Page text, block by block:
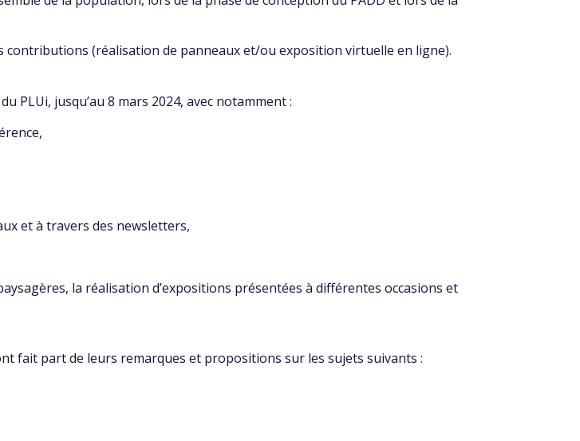
(réalisation de panneaux et/ou exposition virtuelle en ligne).
PLUi, jusqu’au 8 mars 2024, avec notamment :
et à travers des newsletters,
la réalisation d’expositions présentées à différentes occasions et
fait part de leurs remarques et propositions sur les sujets suivants :